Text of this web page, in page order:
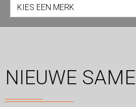
KIES EEN MERK
NIEUWE